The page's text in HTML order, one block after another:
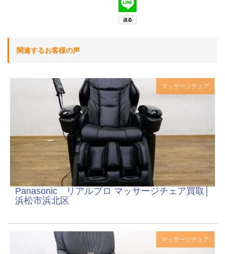
関連するお客様の声
マッサージチェア
Panasonic リアルプロ マッサージチェア買取│
浜松市浜北区
マッサージチェア